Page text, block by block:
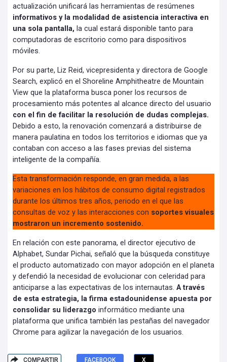
actualización unificará las herramientas de resúmenes
informativos y la modalidad de asistencia interactiva en
una sola pantalla, la cual estará disponible tanto para
computadoras de escritorio como para dispositivos
móviles.
Por su parte, Liz Reid, vicepresidenta y directora de Google
Search, explicó en el Shoreline Amphitheatre de Mountain
View que la plataforma busca poner los recursos de
procesamiento más potentes al alcance directo del usuario
con el fin de facilitar la resolución de dudas complejas.
Debido a esto, la renovación comenzará a distribuirse de
manera paulatina en todos los territorios e idiomas que ya
contaban con acceso a las fases previas del sistema
inteligente de la compañía.
Esta transformación responde, en gran medida, a las
variaciones en los hábitos de consumo digital registrados
durante los últimos tres años, periodo en el que las
consultas de voz y las interacciones con soportes visuales
mostraron un incremento sostenido.
En relación con este panorama, el director ejecutivo de
Alphabet, Sundar Pichai, señaló que la búsqueda constituye
el producto automatizado con mayor adopción en el planeta
y defendió la necesidad de evolucionar con celeridad para
anticiparse a las expectativas de los internautas. A través
de esta estrategia, la firma estadounidense apuesta por
consolidar su liderazgo informático mediante una
plataforma que unifica también las pestañas del navegador
Chrome para agilizar la navegación de los usuarios.
COMPARTIR FACEBOOK X